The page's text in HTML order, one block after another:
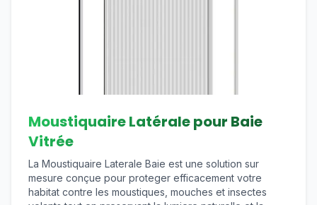
Moustiquaire Latérale pour Baie
Vitrée
La Moustiquaire Laterale Baie est une solution sur
mesure conçue pour proteger efficacement votre
habitat contre les moustiques, mouches et insectes